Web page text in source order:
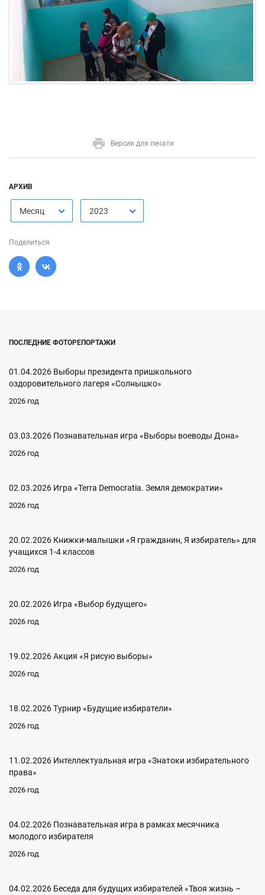
Версия для печати
АРХИВ
Месяц 2023
Поделиться
ПОСЛЕДНИЕ ФОТОРЕПОРТАЖИ
01.04.2026 Выборы президента пришкольного
оздоровительного лагеря «Солнышко»
2026 год
03.03.2026 Познавательная игра «Выборы воеводы Дона»
2026 год
02.03.2026 Игра «Terra Democratia. Земля демократии»
2026 год
20.02.2026 Книжки-малышки «Я гражданин, Я избиратель» для
учащихся 1-4 классов
2026 год
20.02.2026 Игра «Выбор будущего»
2026 год
19.02.2026 Акция «Я рисую выборы»
2026 год
18.02.2026 Турнир «Будущие избиратели»
2026 год
11.02.2026 Интеллектуальная игра «Знатоки избирательного
права»
2026 год
04.02.2026 Познавательная игра в рамках месячника
молодого избирателя
2026 год
04.02.2026 Беседа для будущих избирателей «Твоя жизнь –